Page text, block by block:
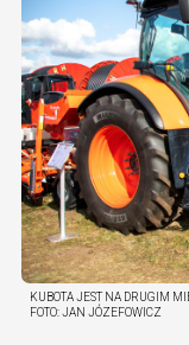
KUBOTA JEST NA DRUGIM
FOTO:JAN JÓZEFOWICZ